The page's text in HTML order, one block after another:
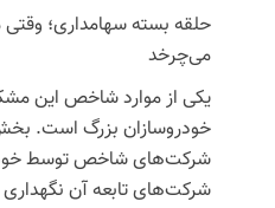
حلقه بسته سهامداری؛
می‌چرخد
یکی از موارد شاخص این
خودروسازان بزرگ است.
شرکت‌های شاخص توسط
شرکت‌های تابعه آن